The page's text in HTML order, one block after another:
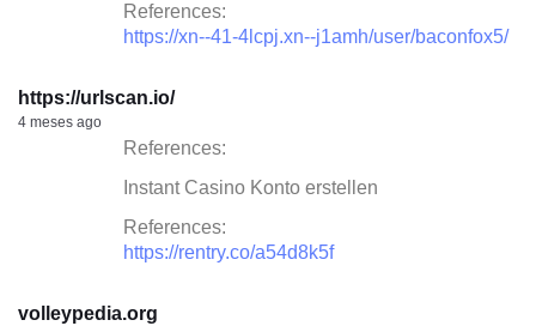
References:
https://xn--41-4lcpj.xn--j1amh/user/baconfox5/
https://urlscan.io/
4 meses ago
References:
Instant Casino Konto erstellen
References:
https://rentry.co/a54d8k5f
volleypedia.org